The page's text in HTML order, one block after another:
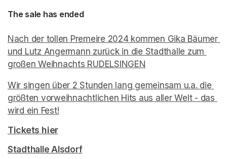
The sale has ended
Nach der tollen Premeire 2024 kommen Gika Bäumer
und Lutz Angermann zurück in die Stadthalle zum
großen Weihnachts RUDELSINGEN
Wir singen über 2 Stunden lang gemeinsam u.a. die
größten vorweihnachtlichen Hits aus aller Welt - das
wird ein Fest!
Tickets hier(opens in a new tab)
Stadthalle Alsdorf(opens in a new tab)
(opens in a new tab)